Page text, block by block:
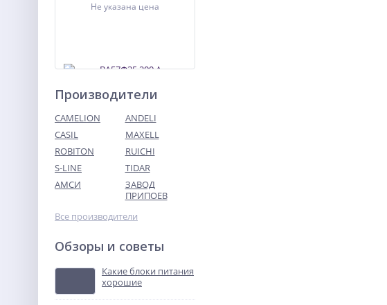
Не указана цена
ВА57Ф35 200 А
выключатель
Не указана цена
Производители
CAMELION
ANDELI
CASIL
MAXELL
ROBITON
RUICHI
S-LINE
TIDAR
АМСИ
ЗАВОД
ПРИПОЕВ
Все производители
Обзоры и советы
Какие блоки питания
хорошие